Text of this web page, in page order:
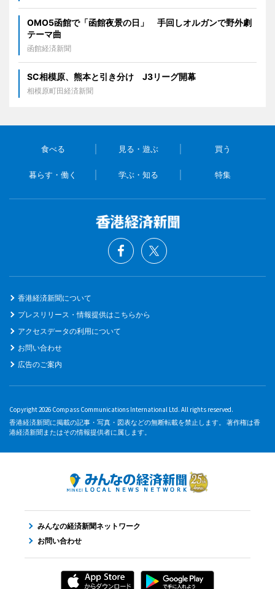
OMO5函館で「函館夜景の日」 手回しオルガンで野外劇
テーマ曲
函館経済新聞
SC相模原、熊本と引き分け J3リーグ開幕
相模原町田経済新聞
食べる 見る・遊ぶ 買う
暮らす・働く 学ぶ・知る 特集
香港経済新聞について
プレスリリース・情報提供はこちらから
アクセスデータの利用について
お問い合わせ
広告のご案内
Copyright 2026 Compass Communications International Ltd. All rights reserved.
香港経済新聞に掲載の記事・写真・図表などの無断転載を禁止します。 著作権は香
港経済新聞またはその情報提供者に属します。
みんなの経済新聞ネットワーク
お問い合わせ